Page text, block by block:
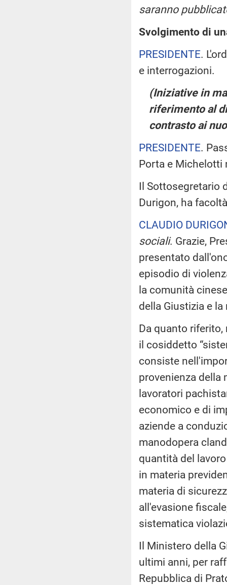
saranno
Svolgimento di
PRESIDENTE.
e interrogazioni.
(Iniziative in
riferimento al
contrasto ai
PRESIDENTE.
Porta e Michelotti
Il Sottosegretario
Durigon, ha
CLAUDIO
sociali. Grazie,
presentato
episodio di
la comunità
della Giustizia e
Da quanto
il cosiddetto
consiste
provenienza della
lavoratori
economico e di
aziende a
manodopera
quantità del
in materia
materia di
all'evasione
sistematica
Il Ministero della
ultimi anni, per
Repubblica di